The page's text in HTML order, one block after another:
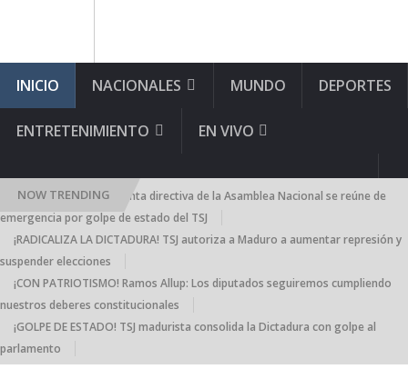
INICIO NACIONALES MUNDO DEPORTES
ENTRETENIMIENTO EN VIVO
NOW TRENDING
¡AN CONTRAATACA! Junta directiva de la Asamblea Nacional se reúne de
emergencia por golpe de estado del TSJ
¡RADICALIZA LA DICTADURA! TSJ autoriza a Maduro a aumentar represión y
suspender elecciones
¡CON PATRIOTISMO! Ramos Allup: Los diputados seguiremos cumpliendo
nuestros deberes constitucionales
¡GOLPE DE ESTADO! TSJ madurista consolida la Dictadura con golpe al
parlamento